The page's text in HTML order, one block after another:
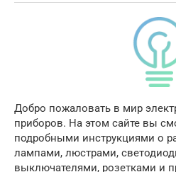
Добро пожаловать в мир
приборов. На этом сайте вы
подробными инструкциями о
лампами, люстрами,
выключателями, розетками и